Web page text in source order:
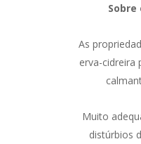
As
erva-cidreira
Muito
distúrbios